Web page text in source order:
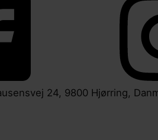
24, 9800 Hjørring,